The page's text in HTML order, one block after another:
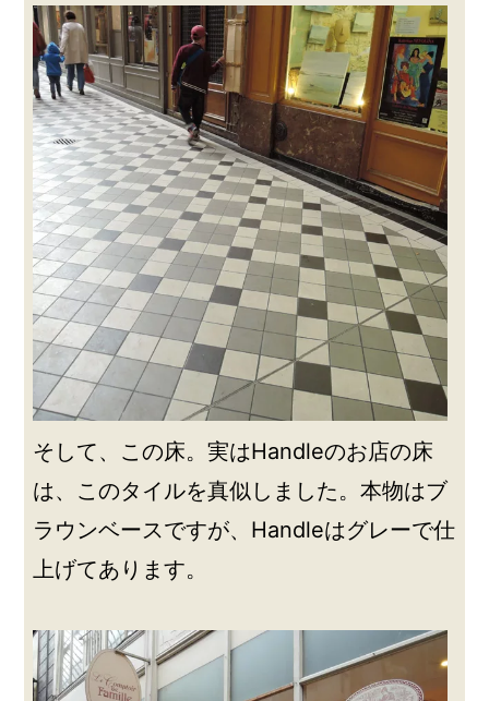
そして、この床。実はHandleのお店の床
は、このタイルを真似しました。本物はブ
ラウンベースですが、Handleはグレーで仕
上げてあります。